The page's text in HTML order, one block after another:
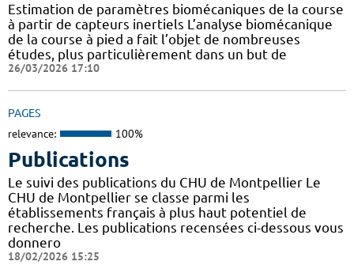
Estimation de paramètres biomécaniques de la course
à partir de capteurs inertiels L’analyse biomécanique
de la course à pied a fait l’objet de nombreuses
études, plus particulièrement dans un but de
26/03/2026 17:10
PAGES
relevance: 100%
Publications
Le suivi des publications du CHU de Montpellier Le
CHU de Montpellier se classe parmi les
établissements français à plus haut potentiel de
recherche. Les publications recensées ci-dessous vous
donnero
18/02/2026 15:25